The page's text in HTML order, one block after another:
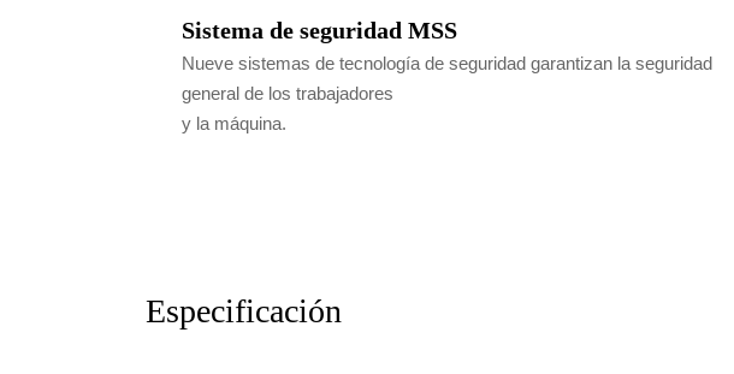
Sistema de seguridad MSS
Nueve sistemas de tecnología de seguridad garantizan la seguridad
general de los trabajadores
y la máquina.
Especificación